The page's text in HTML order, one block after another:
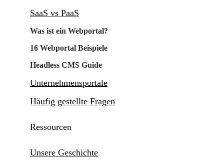
SaaS vs PaaS
Was ist ein Webportal?
16 Webportal Beispiele
Headless CMS Guide
Unternehmensportale
Häufig gestellte Fragen
Ressourcen
Unsere Geschichte